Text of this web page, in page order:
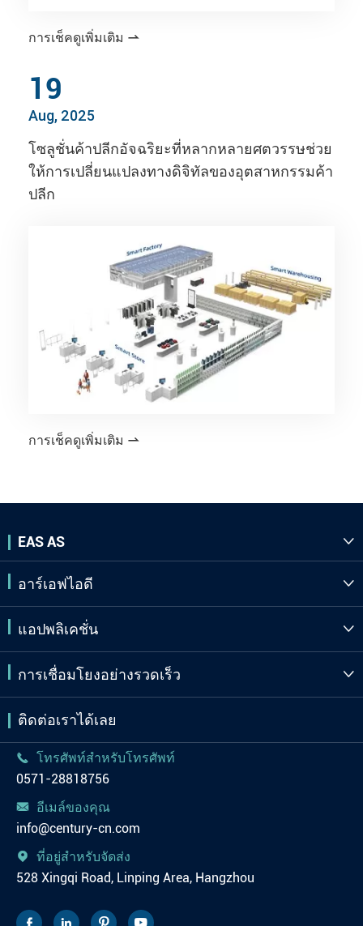
การเช็คดูเพิ่มเติม 
19
Aug, 2025
โซลูชั่นค้าปลีกอัจฉริยะที่หลากหลายศตวรรษช่วย
ให้การเปลี่ยนแปลงทางดิจิทัลของอุตสาหกรรมค้า
ปลีก
การเช็คดูเพิ่มเติม 
EAS AS 
อาร์เอฟไอดี 
แอปพลิเคชั่น 
การเชื่อมโยงอย่างรวดเร็ว 
ติดต่อเราได้เลย

โทรศัพท์สำหรับโทรศัพท์
0571-28818756

อีเมล์ของคุณ
info@century-cn.com

ที่อยู่สำหรับจัดส่ง
528 Xingqi Road, Linping Area, Hangzhou
   